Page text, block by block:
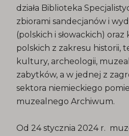
działa Biblioteka
zbiorami sandecjanów i
(polskich i słowackich) oraz
polskich z zakresu historii,
kultury, archeologii,
zabytków, a w jednej z
sektora niemieckiego
muzealnego Archiwum.
Od 24 stycznia 2024 r.